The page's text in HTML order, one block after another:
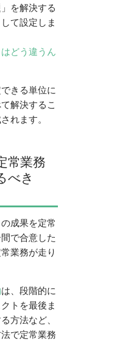
を解決する
て設定しま
はどう違うん
きる単位に
解決するこ
れます。
常業務
べき
成果を定常
で合意した
業務が走り
は、段階的に
トを最後ま
方法など、
で定常業務